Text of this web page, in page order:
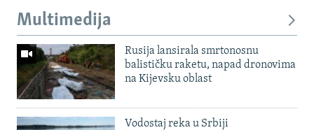
Multimedija
Rusija lansirala smrtonosnu
balističku raketu, napad dronovima
na Kijevsku oblast
Vodostaj reka u Srbiji